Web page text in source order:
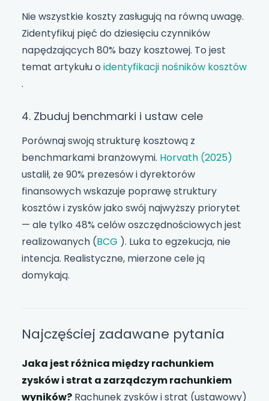
Nie wszystkie koszty zasługują na równą uwagę.
Zidentyfikuj pięć do dziesięciu czynników
napędzających 80% bazy kosztowej. To jest
temat artykułu o identyfikacji nośników kosztów
.
4. Zbuduj benchmarki i ustaw cele
Porównaj swoją strukturę kosztową z
benchmarkami branżowymi. Horvath (2025)
ustalił, że 90% prezesów i dyrektorów
finansowych wskazuje poprawę struktury
kosztów i zysków jako swój najwyższy priorytet
— ale tylko 48% celów oszczędnościowych jest
realizowanych (BCG ). Luka to egzekucja, nie
intencja. Realistyczne, mierzone cele ją
domykają.
Najczęściej zadawane pytania
Jaka jest różnica między rachunkiem
zysków i strat a zarządczym rachunkiem
wyników? Rachunek zysków i strat (ustawowy)